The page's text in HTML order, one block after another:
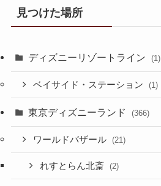
見つけた場所
ディズニーリゾートライン (1)
ベイサイド・ステーション (1)
東京ディズニーランド (366)
ワールドバザール (21)
れすとらん北斎 (2)